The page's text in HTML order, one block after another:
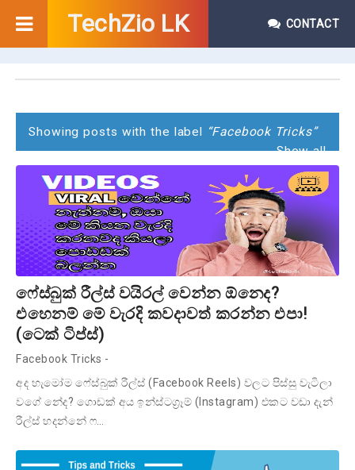
TechZio LK CONTACT
o
t
Showing posts with the label
Facebook Tricks
Show all
ෆේස්බුක් රීල්ස් වයිරල් වෙන්න ඕනෙද?
එහෙනම් මේ වැරදි කවදාවත් කරන්න එපා!
(ටෙක් ටිප්ස්)
Facebook Tricks -
අද හැමෝම ෆේස්බුක් රීල්ස් (Facebook Reels) වලට පිස්සු වැටිලා
වගේ නේද? ගොඩක් අය ඉන්ස්ටග්‍රෑම් (Instagram) එකට වඩා දැන්
රීල්ස් හදන්නේ ෆ…